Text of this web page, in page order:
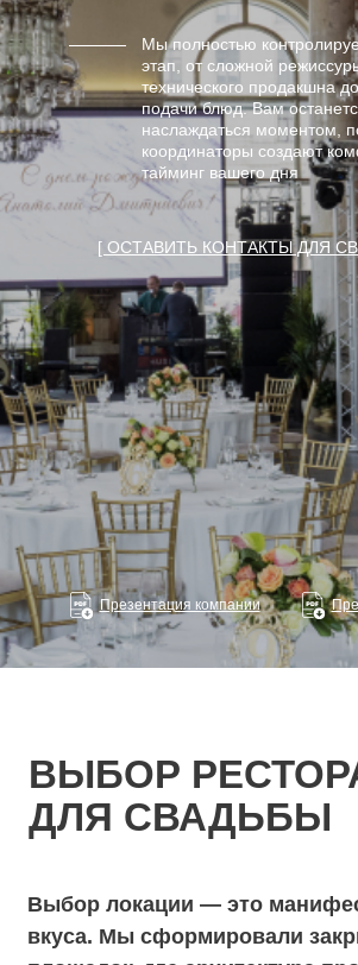
Презентация компании
Мы полностью
этап, от сложной
технического продакшна
подачи блюд. Вам
наслаждаться моментом,
координаторы создают
тайминг вашего дня
[ ОСТАВИТЬ КОНТАКТЫ ДЛЯ
ВЫБОР
ДЛЯ СВАДЬБЫ
гастрономия создают единый
Свадьба в ресторане от нашего
— это всегда про приватность. Для
камерная свадьба в ресторане,
городского шума. Если ваш формат
предполагает масштаб, свадьба в